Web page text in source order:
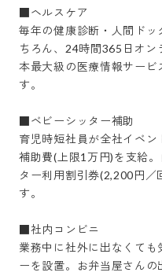
■ヘルスケア
毎年の健康診断・人間ドッ
ちろん、24時間365日オン
本最大級の医療情報サー
す。
■ベビーシッター補助
育児時短社員が全社イベ
補助費(上限1万円)を支給
ター利用割引券(2,200円／
す。
■社内コンビニ
業務中に社外に出なくて
ーを設置。お弁当屋さん